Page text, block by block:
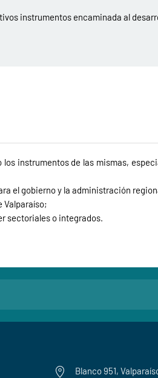
instrumentos encaminada al
instrumentos de las mismas,
el gobierno y la administración
Valparaíso;
sectoriales o integrados.
Blanco 951,